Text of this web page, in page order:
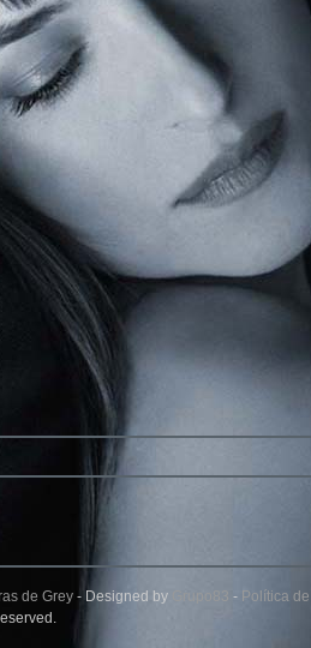
de Grey - Designed by Grupo83 - Política